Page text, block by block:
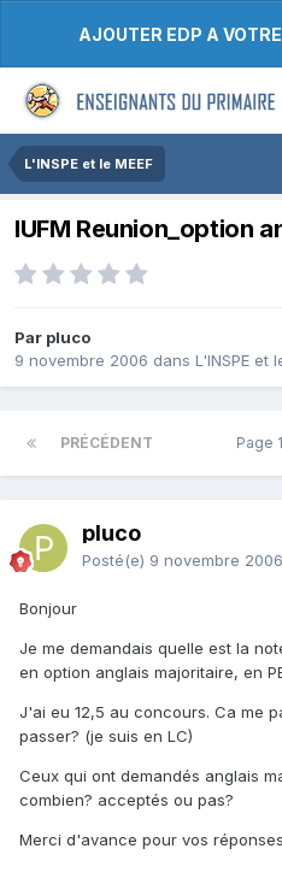
AJOUTER EDP A
L'INSPE et le MEEF
IUFM Reunion_option
Par pluco
9 novembre 2006 dans L'INSPE et
PRÉCÉDENT Page
pluco
Posté(e) 9 novembre 2006
Bonjour
Je me demandais quelle est la
en option anglais majoritaire, en
J'ai eu 12,5 au concours. Ca me
passer? (je suis en LC)
Ceux qui ont demandés anglais
combien? acceptés ou pas?
Merci d'avance pour vos